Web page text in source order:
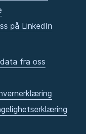
på LinkedIn
fra oss